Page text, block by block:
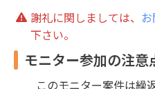
謝礼に関しましては、
下さい。
モニター参加の注意
このモニター案件は繰